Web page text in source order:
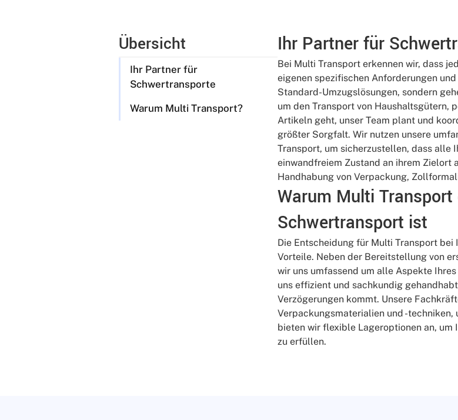
Übersicht
Ihr Partner für
Schwertransporte
Warum Multi Transport?
Ihr Partner für
Bei Multi Transport erkennen wir, dass
eigenen spezifischen Anforderungen
Standard-Umzugslösungen, sondern
um den Transport von Haushaltsgütern,
Artikeln geht, unser Team plant und
größter Sorgfalt. Wir nutzen unsere
Transport, um sicherzustellen, dass alle
einwandfreiem Zustand an ihrem Zielort
Handhabung von Verpackung,
Warum Multi
Schwertransport ist
Die Entscheidung für Multi Transport
Vorteile. Neben der Bereitstellung von
wir uns umfassend um alle Aspekte
uns effizient und sachkundig
Verzögerungen kommt. Unsere
Verpackungsmaterialien und -
bieten wir flexible Lageroptionen an, um
zu erfüllen.